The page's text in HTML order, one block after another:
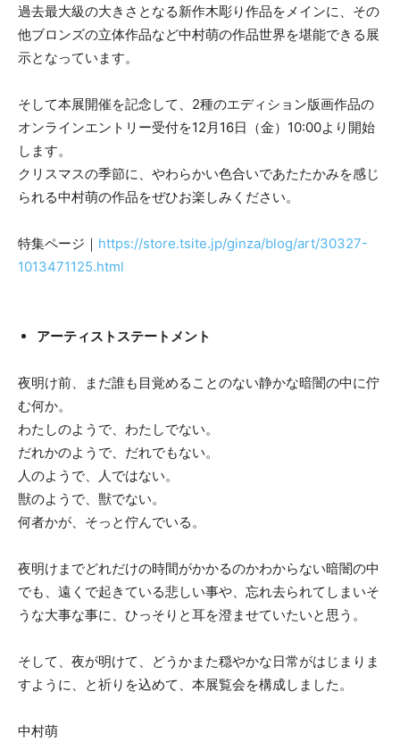
過去最大級の大きさとなる新作木彫り作品をメインに、その
他ブロンズの立体作品など中村萌の作品世界を堪能できる展
示となっています。
そして本展開催を記念して、2種のエディション版画作品の
オンラインエントリー受付を12月16日（金）10:00より開始
します。
クリスマスの季節に、やわらかい色合いであたたかみを感じ
られる中村萌の作品をぜひお楽しみください。
特集ページ｜ https://store.tsite.jp/ginza/blog/art/30327-
1013471125.html
アーティストステートメント
夜明け前、まだ誰も目覚めることのない静かな暗闇の中に佇
む何か。
わたしのようで、わたしでない。
だれかのようで、だれでもない。
人のようで、人ではない。
獣のようで、獣でない。
何者かが、そっと佇んでいる。
夜明けまでどれだけの時間がかかるのかわからない暗闇の中
でも、遠くで起きている悲しい事や、忘れ去られてしまいそ
うな大事な事に、ひっそりと耳を澄ませていたいと思う。
そして、夜が明けて、どうかまた穏やかな日常がはじまりま
すように、と祈りを込めて、本展覧会を構成しました。
中村萌